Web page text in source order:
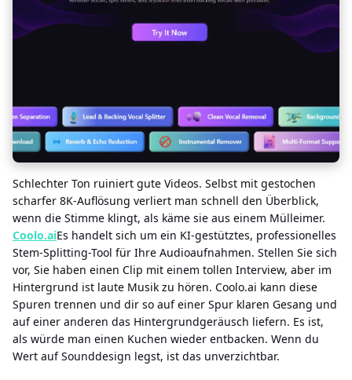
Schlechter Ton ruiniert gute Videos. Selbst mit gestochen
scharfer 8K-Auflösung verliert man schnell den Überblick,
wenn die Stimme klingt, als käme sie aus einem Mülleimer.
Coolo.aiEs handelt sich um ein KI-gestütztes, professionelles
Stem-Splitting-Tool für Ihre Audioaufnahmen. Stellen Sie sich
vor, Sie haben einen Clip mit einem tollen Interview, aber im
Hintergrund ist laute Musik zu hören. Coolo.ai kann diese
Spuren trennen und dir so auf einer Spur klaren Gesang und
auf einer anderen das Hintergrundgeräusch liefern. Es ist,
als würde man einen Kuchen wieder entbacken. Wenn du
Wert auf Sounddesign legst, ist das unverzichtbar.